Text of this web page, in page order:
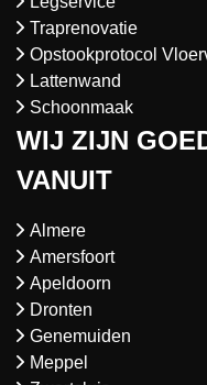
Traprenovatie
Opstookprotocol
Lattenwand
Schoonmaak
WIJ ZIJN
VANUIT
Almere
Amersfoort
Apeldoorn
Dronten
Genemuiden
Meppel